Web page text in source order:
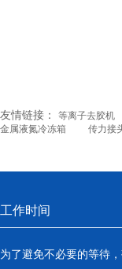
友情链接： 等离子去胶机
金属液氮冷冻箱
传力接
工作时间
为了避免不必要的等待